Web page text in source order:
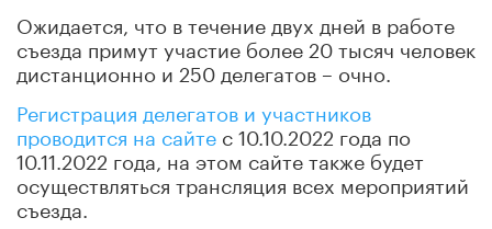
Ожидается, что в течение двух дней в работе
съезда примут участие более 20 тысяч человек
дистанционно и 250 делегатов – очно.
Регистрация делегатов и участников
проводится на сайте с 10.10.2022 года по
10.11.2022 года, на этом сайте также будет
осуществляться трансляция всех мероприятий
съезда.